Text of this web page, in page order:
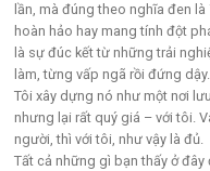
lần, mà đúng theo nghĩa đen
hoàn hảo hay mang tính đột
là sự đúc kết từ những trải
làm, từng vấp ngã rồi đứng dậy.
Tôi xây dựng nó như một nơi
nhưng lại rất quý giá – với tôi.
người, thì với tôi, như vậy là đủ.
Tất cả những gì bạn thấy ở